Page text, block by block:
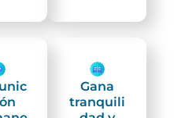
Gana
tranquili